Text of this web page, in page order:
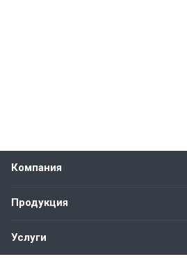
Компания
Продукция
Услуги